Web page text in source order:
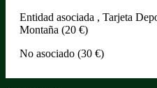
Entidad asociada , Tarjeta
Montaña (20 €)
No asociado (30 €)